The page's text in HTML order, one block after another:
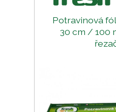
Potravinová
30 cm / 100